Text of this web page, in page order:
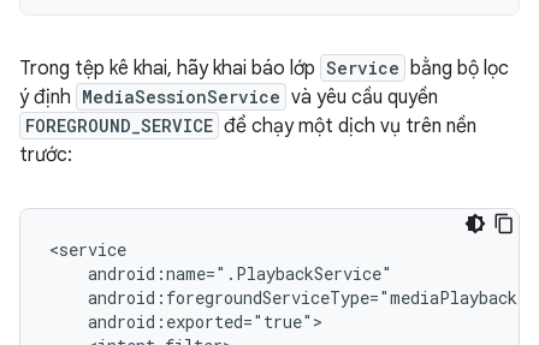
Trong tệp kê khai, hãy khai báo lớp Service bằng bộ lọc
ý định MediaSessionService và yêu cầu quyền
FOREGROUND_SERVICE để chạy một dịch vụ trên nền
trước: